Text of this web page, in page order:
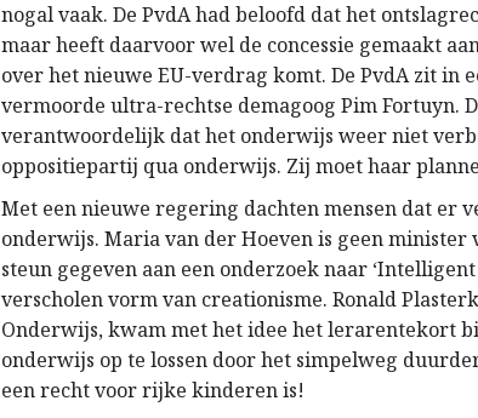
nogal vaak. De PvdA had beloofd dat het
maar heeft daarvoor wel de concessie gemaakt
over het nieuwe EU-verdrag komt. De PvdA zit in
vermoorde ultra-rechtse demagoog Pim Fortuyn.
verantwoordelijk dat het onderwijs weer niet
oppositiepartij qua onderwijs. Zij moet haar
Met een nieuwe regering dachten mensen dat er
onderwijs. Maria van der Hoeven is geen minister
steun gegeven aan een onderzoek naar
verscholen vorm van creationisme. Ronald
Onderwijs, kwam met het idee het lerarentekort
onderwijs op te lossen door het simpelweg
een recht voor rijke kinderen is!